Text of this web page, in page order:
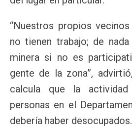
“Nuestros propios
no tienen trabajo; de
minera si no es
gente de la zona”,
calcula que la
personas en el
debería haber desocupados.